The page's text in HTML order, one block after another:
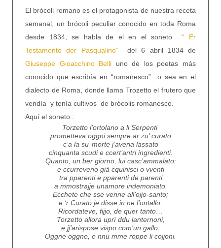
El brócoli romano es el protagonista de nuestra receta
semanal, un brócoli peculiar conocido en toda Roma
desde 1834, se habla de el en el soneto“ Er
Testamento der Pasqualino”del 6 abril 1834 de
Giuseppe Gioacchino Belli uno de los poetas más
conocido que escribía en “romanesco” o sea en el
dialecto de Roma, donde llama Trozetto el frutero que
vendía y tenía cultivos de brócolis romanesco.
Aquí el soneto :
Torzetto l’ortolano a li Serpenti
prometteva oggni sempre ar zu’ curato
c’a la su’ morte j’averia lassato
cinquanta scudi e ccert’antri ingredienti.
Quanto, un ber giorno, lui casc’ammalato;
e ccurreveno già cquinisci o vventi
tra pparenti e pparenti de parenti
a mmostrajje unamore indemoniato.
Ecchete che sse venne all’ojjo-santo;
e ‘r Curato je disse in ne l’ontallo;
Ricordateve, fijjo, de quer tanto…
Torzetto allora uprì ddu lanternoni,
e jj’arispose vispo com’un gallo:
Oggne oggne, e nnu mme roppe li cojjoni.